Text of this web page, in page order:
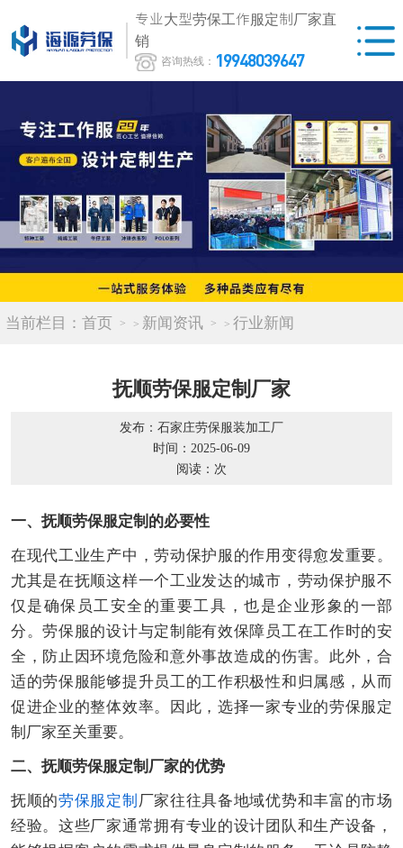
专业大型劳保工作服定制厂家直
销
咨询热线： 19948039647
当前栏目： 首页 > 新闻资讯 > 行业新闻
抚顺劳保服定制厂家
发布：石家庄劳保服装加工厂
时间：2025-06-09
阅读： 次
一、抚顺劳保服定制的必要性
在现代工业生产中，劳动保护服的作用变得愈发重要。
尤其是在抚顺这样一个工业发达的城市，劳动保护服不
仅是确保员工安全的重要工具，也是企业形象的一部
分。劳保服的设计与定制能有效保障员工在工作时的安
全，防止因环境危险和意外事故造成的伤害。此外，合
适的劳保服能够提升员工的工作积极性和归属感，从而
促进企业的整体效率。因此，选择一家专业的劳保服定
制厂家至关重要。
二、抚顺劳保服定制厂家的优势
抚顺的劳保服定制 厂家往往具备地域优势和丰富的市场
经验。这些厂家通常拥有专业的设计团队和生产设备，